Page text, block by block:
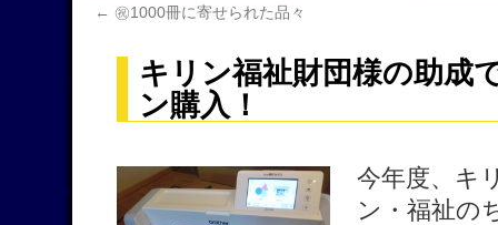
← ㊗1000冊に寄せられた品々
キリン福祉財団様の助成
ン購入！
今年度、キ
ン・福祉の